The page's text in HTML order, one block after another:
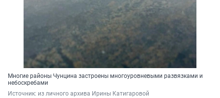
Многие районы Чунцина застроены многоуровневыми развязками и
небоскребами
Источник: из личного архива Ирины Катигаровой